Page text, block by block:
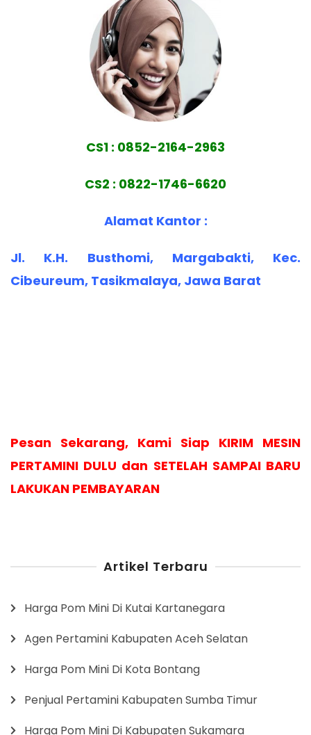
CS1 : 0852-2164-2963
CS2 : 0822-1746-6620
Alamat Kantor :
Jl. K.H. Busthomi, Margabakti, Kec.
Cibeureum, Tasikmalaya, Jawa Barat
Pesan Sekarang, Kami Siap KIRIM MESIN
PERTAMINI DULU dan SETELAH SAMPAI BARU
LAKUKAN PEMBAYARAN
Artikel Terbaru
Harga Pom Mini Di Kutai Kartanegara
Agen Pertamini Kabupaten Aceh Selatan
Harga Pom Mini Di Kota Bontang
Penjual Pertamini Kabupaten Sumba Timur
Harga Pom Mini Di Kabupaten Sukamara